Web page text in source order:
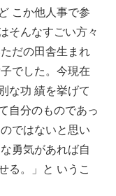
こか他人事で参
そんなすごい方々
だの田舎生まれ
でした。今現在
な功 績を挙げて
自分のものであっ
ではないと思い
勇気があれば自
る。」と いうこ